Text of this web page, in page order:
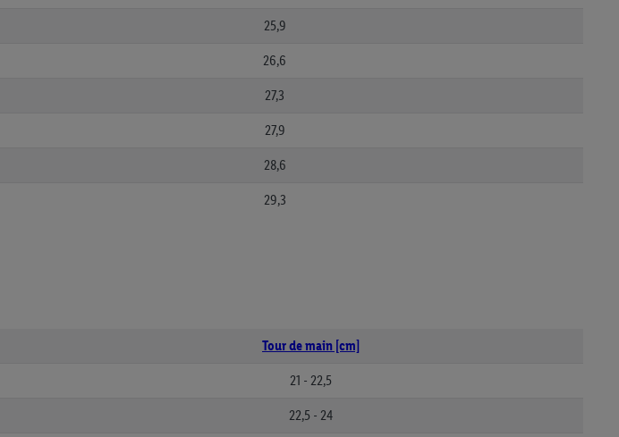
25,9
26,6
27,3
27,9
28,6
29,3
Tour de main [cm]
21 - 22,5
22,5 - 24